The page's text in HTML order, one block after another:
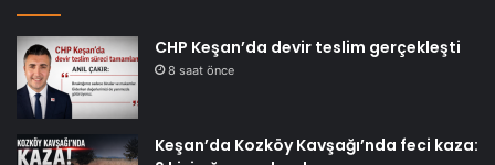
CHP Keşan’da devir teslim gerçekleşti
8 saat önce
Keşan’da Kozköy Kavşağı’nda feci kaza: